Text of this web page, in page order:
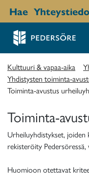
Hae
Kulttuuri & vapaa-aika
Yhdistysten toiminta-
Toiminta-avustus
Toiminta-
Urheiluyhdistykset,
rekisteröity
Huomioon otettavat